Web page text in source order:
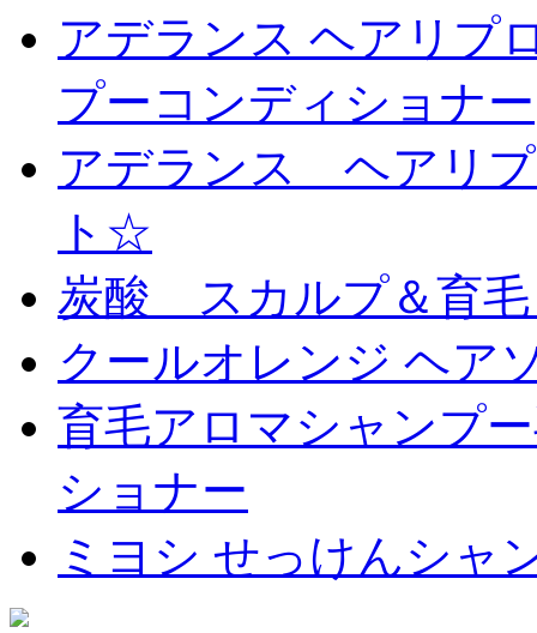
アデランス ヘアリプ
プーコンディショナー
アデランス ヘアリ
ト☆
炭酸 スカルプ＆育
クールオレンジ ヘア
育毛アロマシャンプ
ショナー
ミヨシ せっけんシャ